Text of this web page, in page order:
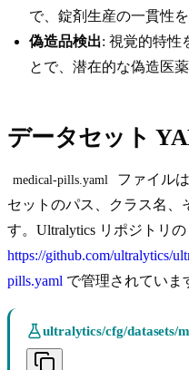
で、錠剤生産の一貫性を
偽造品検出: 視覚的特性
とで、潜在的な偽造医
データセット
medical-pills.yaml
ファイル
セットのパス、クラス名、
す。Ultralytics リポジトリの
https://github.com/ultralytics/
pills.yaml で管理されていま
ultralytics/cfg/datasets/